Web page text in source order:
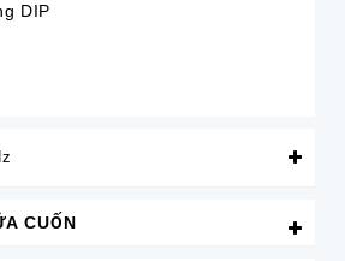
DIP
CUỐN